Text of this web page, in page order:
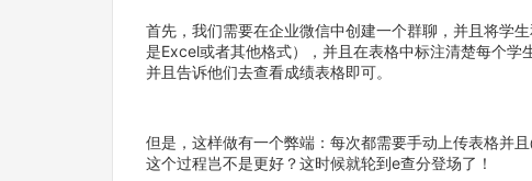
首先，我们需要在企业微信中创建一个群聊，并且将学
是Excel或者其他格式），并且在表格中标注清楚每个学
并且告诉他们去查看成绩表格即可。
但是，这样做有一个弊端：每次都需要手动上传表格并
这个过程岂不是更好？这时候就轮到e查分登场了！